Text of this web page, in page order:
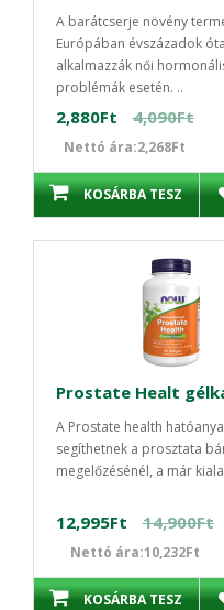
A barátcserje növény
Európában évszázadok óta
alkalmazzák női
problémák esetén. ..
2,880Ft 4,090Ft
Nettó ára:2,268Ft
KOSÁRBA TESZ
A Prostate health
segíthetnek a prosztata
megelőzésénél, a már
12,995Ft 14,900Ft
Nettó ára:10,232Ft
KOSÁRBA TESZ